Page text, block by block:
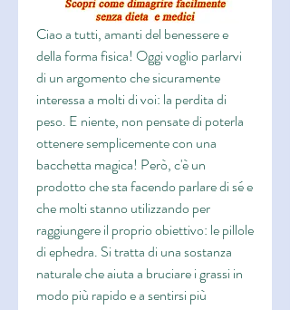
Ciao a tutti, amanti del benessere e
della forma fisica! Oggi voglio parlarvi
di un argomento che sicuramente
interessa a molti di voi: la perdita di
peso. E niente, non pensate di poterla
ottenere semplicemente con una
bacchetta magica! Però, c'è un
prodotto che sta facendo parlare di sé e
che molti stanno utilizzando per
raggiungere il proprio obiettivo: le pillole
di ephedra. Si tratta di una sostanza
naturale che aiuta a bruciare i grassi in
modo più rapido e a sentirsi più